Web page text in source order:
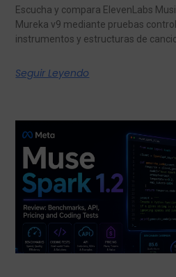
Escucha y compara ElevenLabs
Mureka v9 mediante pruebas
instrumentos y estructuras de
Seguir Leyendo